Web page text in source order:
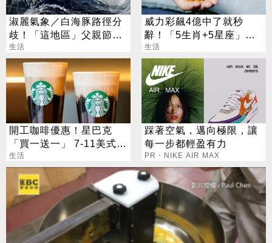
淑麗氣象／白海豚路徑分
歧！「這地區」父親節慎
防豪大雨
生活
威力彩飆4億中了就秒
辭！「5生肖+5星座」財
運噴發別錯過
生活
開工咖啡優惠！星巴克
「買一送一」 7-11美式買
7送7
生活
踩著空氣，邁向極限，讓
每一步都輕盈有力
PR・NIKE AIR MAX